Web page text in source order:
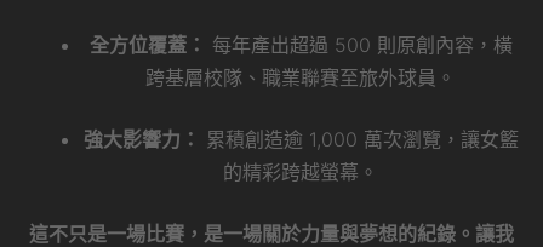
全方位覆蓋： 每年產出超過 500 則原創內容，橫
跨基層校隊、職業聯賽至旅外球員。
強大影響力：
累積創造逾 1,000 萬次瀏覽，讓女籃
的精彩跨越螢幕。
這不只是一場比賽，是一場關於力量與夢想的紀錄。讓我